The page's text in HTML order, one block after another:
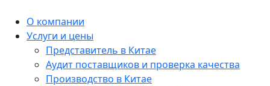
О компании
Услуги и цены
Представитель в Китае
Аудит поставщиков и проверка качества
Производство в Китае